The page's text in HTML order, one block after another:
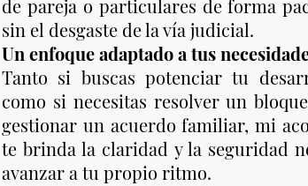
de pareja o particulares de forma
sin el desgaste de la vía judicial.
Un enfoque adaptado a tus
Tanto si buscas potenciar tu
como si necesitas resolver un
gestionar un acuerdo familiar, mi
te brinda la claridad y la seguridad
avanzar a tu propio ritmo.